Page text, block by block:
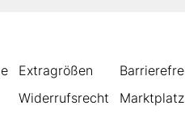
Extragrößen
Widerrufsrecht
Marktplatz